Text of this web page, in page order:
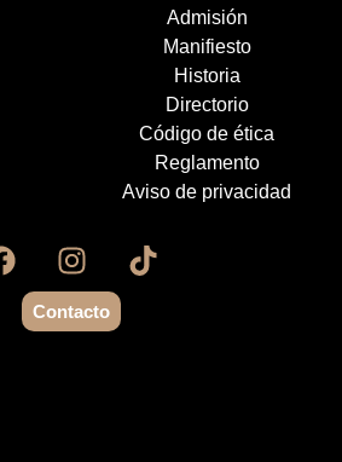
Admisión
Manifiesto
Historia
Directorio
Código de ética
Reglamento
Aviso de privacidad
Contacto